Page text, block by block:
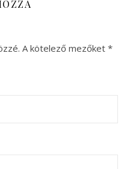
A kötelező mezőket *